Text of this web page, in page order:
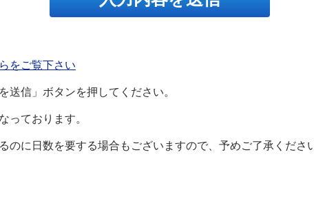
をご覧下さい
送信」ボタンを押してください。
っております。
のに日数を要する場合もございますので、予めご了承くださ